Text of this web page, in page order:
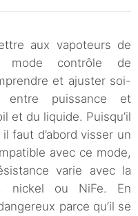
aux vapoteurs de
contrôle de
et ajuster soi-
puissance et
et du liquide. Puisqu’il
faut d’abord visser un
avec ce mode,
varie avec la
nickel ou NiFe. En
parce qu’il se